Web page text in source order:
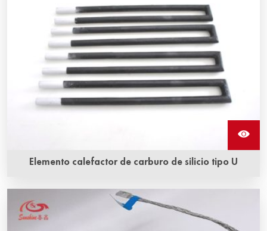
30%.
Elemento calefactor de carburo de silicio tipo U
Los elementos calefactores de carburo de silicio en forma
de U se utilizan en muchos de nuestros hornos y hornos